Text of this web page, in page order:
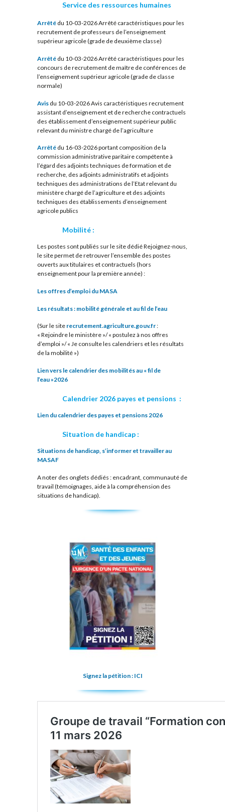
Service des ressources humaines
Arrêté du 10-03-2026 Arrêté caractéristiques pour les
recrutement de professeurs de l’enseignement
supérieur agricole (grade de deuxième classe)
Arrêté du 10-03-2026 Arrêté caractéristiques pour les
concours de recrutement de maître de conférences de
l’enseignement supérieur agricole (grade de classe
normale)
Avis du 10-03-2026 Avis caractéristiques recrutement
assistant d’enseignement et de recherche contractuels
des établissement d’enseignement supérieur public
relevant du ministre chargé de l’agriculture
Arrêté du 16-03-2026 portant composition de la
commission administrative paritaire compétente à
l’égard des adjoints techniques de formation et de
recherche, des adjoints administratifs et adjoints
techniques des administrations de l’Etat relevant du
ministère chargé de l’agriculture et des adjoints
techniques des établissements d’enseignement
agricole publics
Mobilité :
Les postes sont publiés sur le site dédié Rejoignez-nous,
le site permet de retrouver l’ensemble des postes
ouverts aux titulaires et contractuels (hors
enseignement pour la première année) :
Les offres d’emploi du MASA
Les résultats : mobilité générale et au fil de l’eau
(Sur le site recrutement.agriculture.gouv.fr:
« Rejoindre le ministère »/ « postulez à nos offres
d’emploi »/ « Je consulte les calendriers et les résultats
de la mobilité »)
Lien vers le calendrier des mobilités au « fil de
l’eau »2026
Calendrier 2026 payes et pensions :
Lien du calendrier des payes et pensions 2026
Situation de handicap :
Situations de handicap, s’informer et travailler au
MASAF
A noter des onglets dédiés : encadrant, communauté de
travail (témoignages, aide à la compréhension des
situations de handicap).
Signez la pétition : ICI